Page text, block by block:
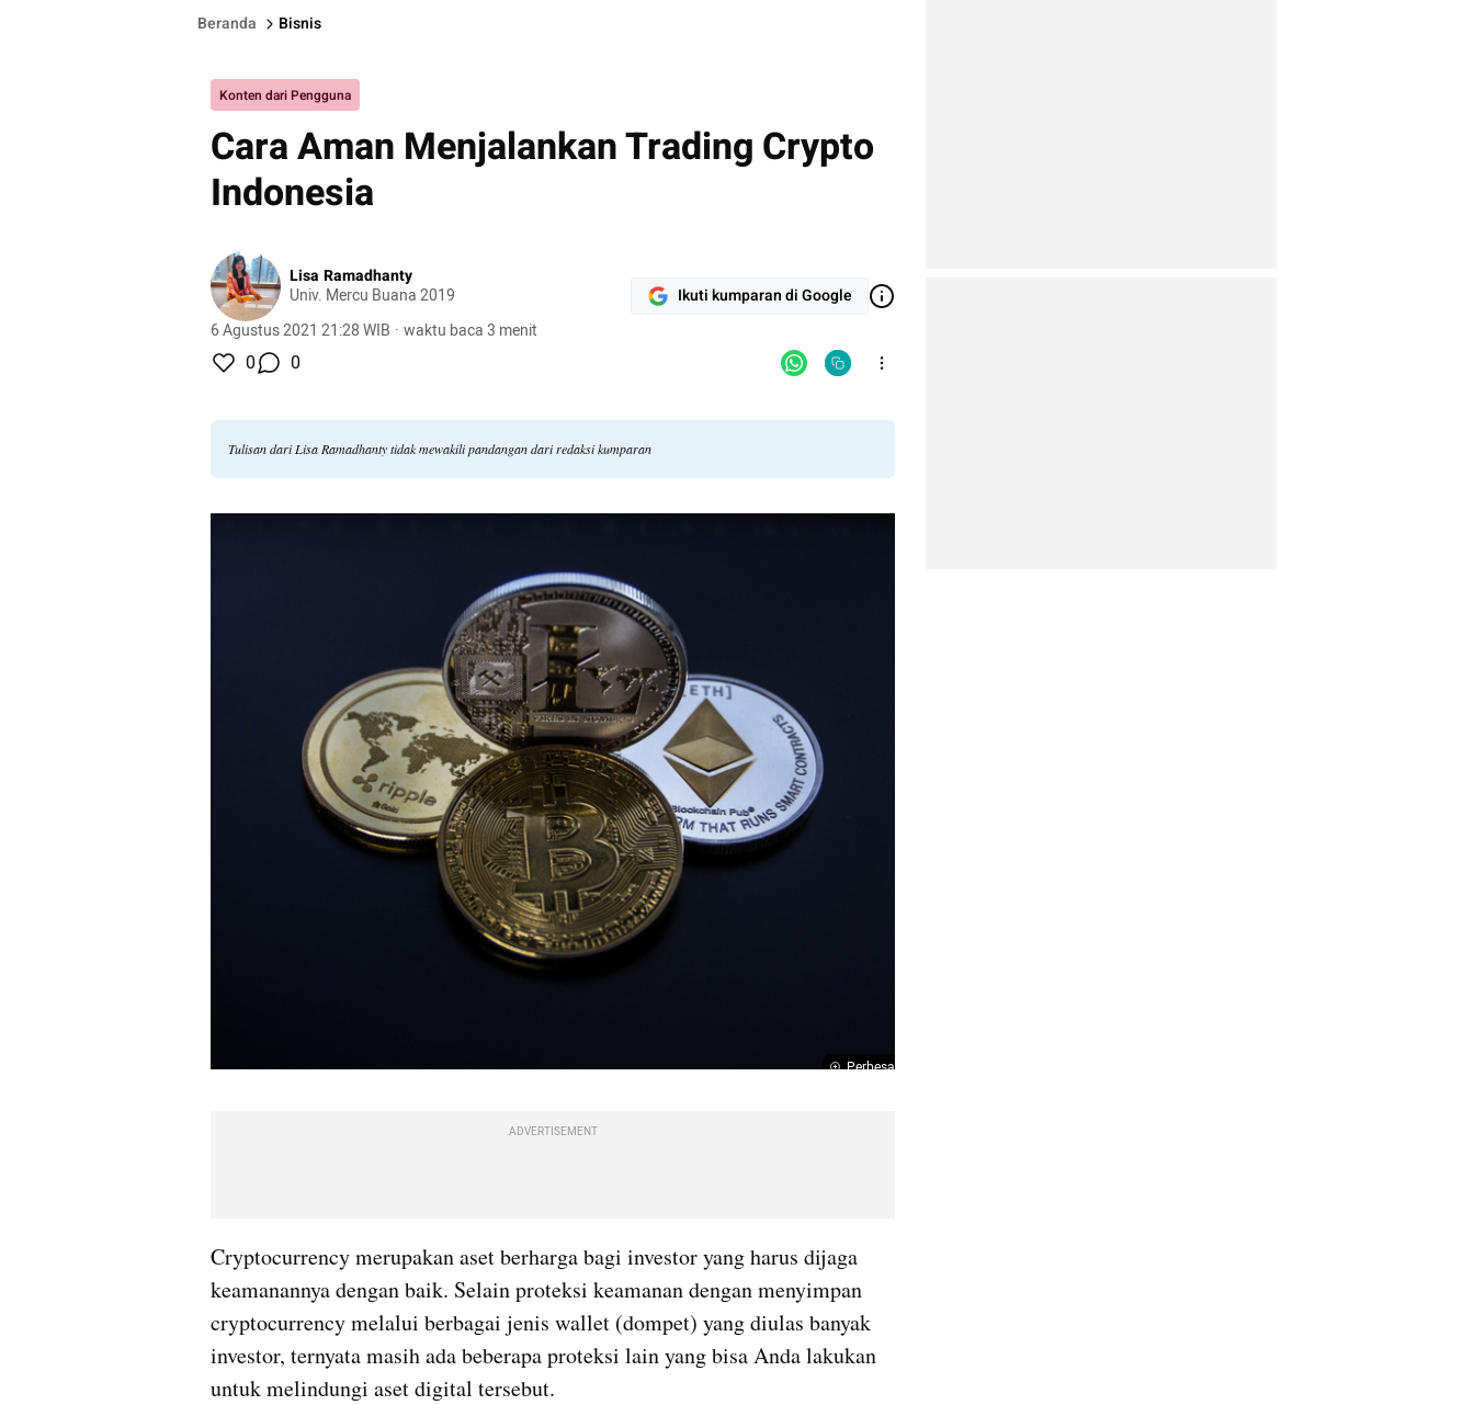
Beranda Bisnis
Konten dari Pengguna
Cara Aman Menjalankan Trading Crypto
Indonesia
Lisa Ramadhanty
Univ. Mercu Buana 2019
6 Agustus 2021 21:28 WIB · waktu baca 3 menit
Ikuti kumparan di Google
0 0
Tulisan dari Lisa Ramadhanty tidak mewakili pandangan dari redaksi kumparan
Perbesar
ADVERTISEMENT
Cryptocurrency merupakan aset berharga bagi investor yang harus dijaga
keamanannya dengan baik. Selain proteksi keamanan dengan menyimpan
cryptocurrency melalui berbagai jenis wallet (dompet) yang diulas banyak
investor, ternyata masih ada beberapa proteksi lain yang bisa Anda lakukan
untuk melindungi aset digital tersebut.